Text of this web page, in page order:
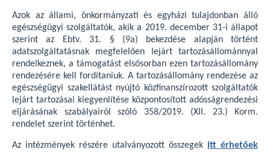
Azok az állami, önkormányzati és egyházi tulajdonban álló
egészségügyi szolgáltatók, akik a 2019. december 31-i állapot
szerint az Ebtv. 31. § (9a) bekezdése alapján történt
adatszolgáltatásnak megfelelően lejárt tartozásállománnyal
rendelkeznek, a támogatást elsősorban ezen tartozásállomány
rendezésére kell fordítaniuk. A tartozásállomány rendezése az
egészségügyi szakellátást nyújtó közfinanszírozott szolgáltatók
lejárt tartozásai kiegyenlítése központosított adósságrendezési
eljárásának szabályairól szóló 358/2019. (XII. 23.) Korm.
rendelet szerint történhet.
Az intézmények részére utalványozott összegek itt érhetőek